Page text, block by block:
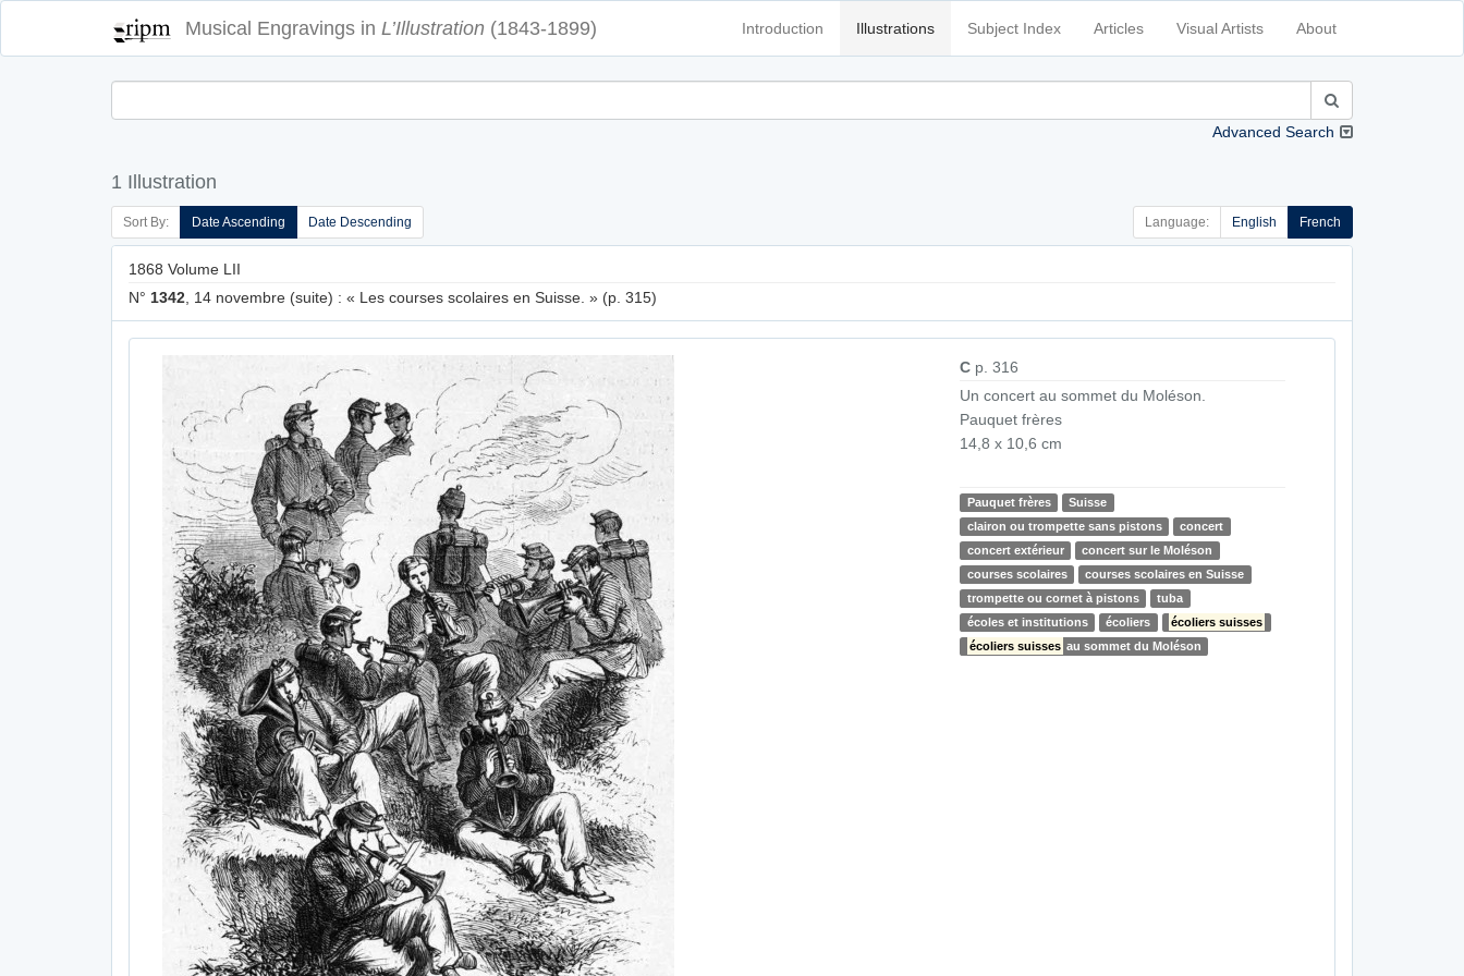
Musical Engravings in L’Illustration (1843-1899) Introduction Illustrations Subject Index Articles Visual Artists About
Advanced Search
1 Illustration
Sort By: Date Ascending Date Descending Language: English French
1868 Volume LII
N° 1342 , 14 novembre (suite) : « Les courses scolaires en Suisse. » (p. 315)
C p. 316
Un concert au sommet du Moléson.
Pauquet frères
14,8 x 10,6 cm
Pauquet frères
Suisse
clairon ou trompette sans pistons
concert
concert extérieur
concert sur le Moléson
courses scolaires
courses scolaires en Suisse
trompette ou cornet à pistons
tuba
écoles et institutions
écoliers
écoliers suisses
écoliers suisses au sommet du Moléson